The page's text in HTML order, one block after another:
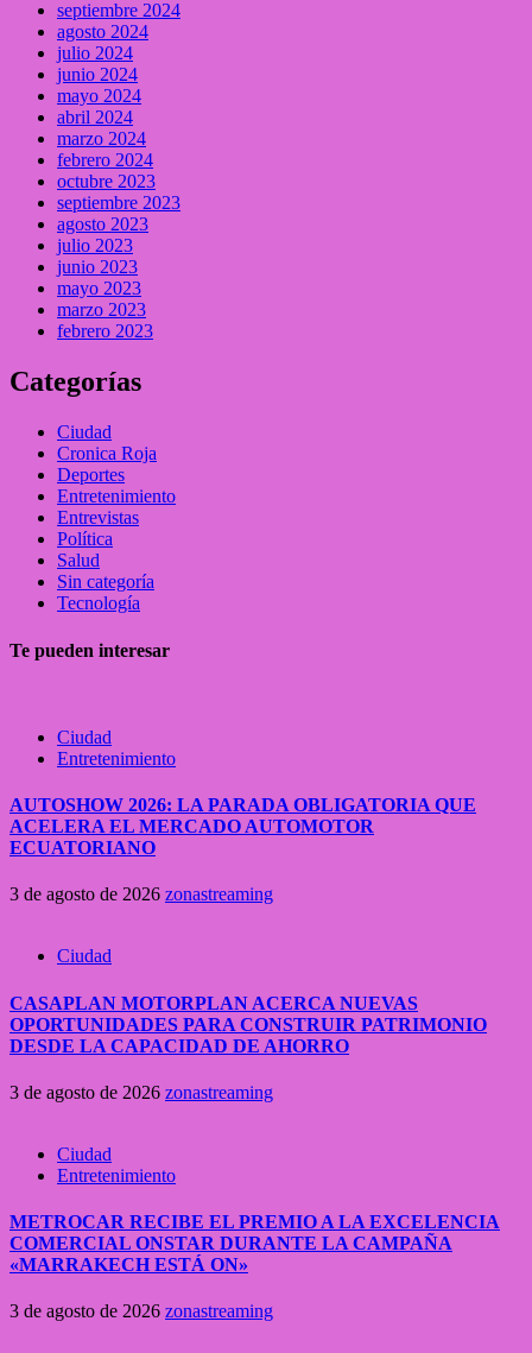
septiembre 2024
agosto 2024
julio 2024
junio 2024
mayo 2024
abril 2024
marzo 2024
febrero 2024
octubre 2023
septiembre 2023
agosto 2023
julio 2023
junio 2023
mayo 2023
marzo 2023
febrero 2023
Categorías
Ciudad
Cronica Roja
Deportes
Entretenimiento
Entrevistas
Política
Salud
Sin categoría
Tecnología
Te pueden interesar
Ciudad
Entretenimiento
AUTOSHOW 2026: LA PARADA OBLIGATORIA QUE
ACELERA EL MERCADO AUTOMOTOR
ECUATORIANO
3 de agosto de 2026 zonastreaming
Ciudad
CASAPLAN MOTORPLAN ACERCA NUEVAS
OPORTUNIDADES PARA CONSTRUIR PATRIMONIO
DESDE LA CAPACIDAD DE AHORRO
3 de agosto de 2026 zonastreaming
Ciudad
Entretenimiento
METROCAR RECIBE EL PREMIO A LA EXCELENCIA
COMERCIAL ONSTAR DURANTE LA CAMPAÑA
«MARRAKECH ESTÁ ON»
3 de agosto de 2026 zonastreaming